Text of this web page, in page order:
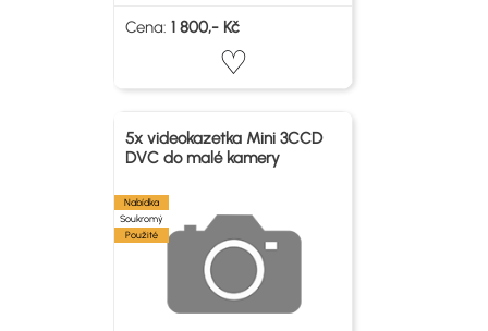
Cena: 1 800,- Kč
5x videokazetka Mini 3CCD
DVC do malé kamery
Nabídka
Soukromý
Použité